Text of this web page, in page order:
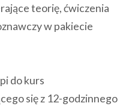
teorię, ćwiczenia
w pakiecie
do kurs
się z 12-godzinnego